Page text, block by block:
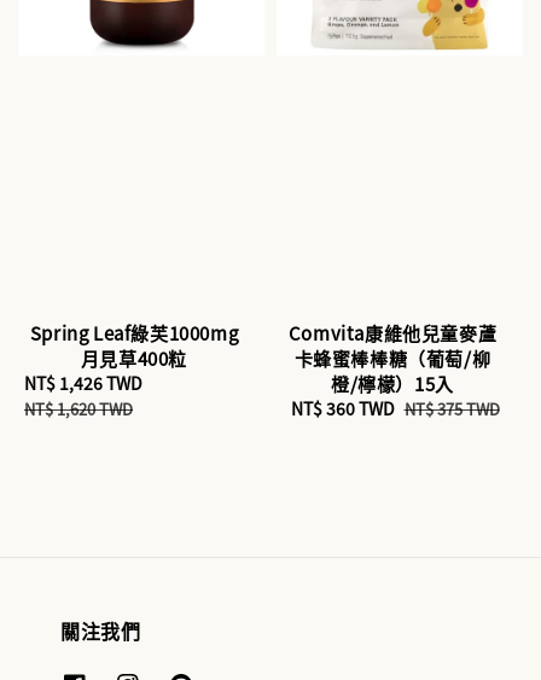
Spring Leaf綠芙1000mg
月見草400粒
Sale
price
NT$ 1,426 TWD
NT$ 1,620 TWD
Comvita康維他兒童麥蘆
卡蜂蜜棒棒糖（葡萄/柳
橙/檸檬）15入
Sale
NT$ 360 TWD Regular
NT$ 375 TWD
關注我們